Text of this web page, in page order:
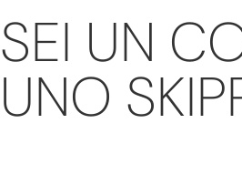
SEI UN
UNO